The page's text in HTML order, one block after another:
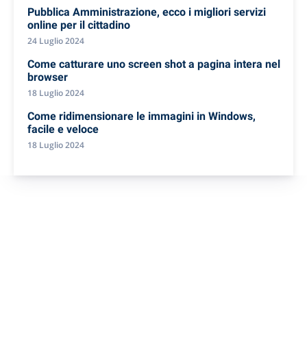
Pubblica Amministrazione, ecco i migliori servizi
online per il cittadino
24 Luglio 2024
Come catturare uno screen shot a pagina intera nel
browser
18 Luglio 2024
Come ridimensionare le immagini in Windows,
facile e veloce
18 Luglio 2024